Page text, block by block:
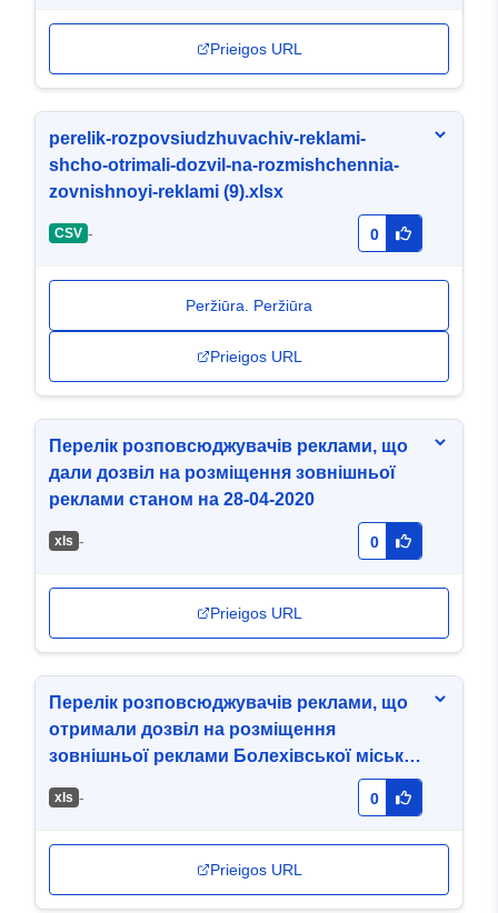
Prieigos URL
perelik-rozpovsiudzhuvachiv-reklami-
shcho-otrimali-dozvil-na-rozmishchennia-
zovnishnoyi-reklami (9).xlsx
CSV - 0
Peržiūra. Peržiūra
Prieigos URL
Перелік розповсюджувачів реклами, що
дали дозвіл на розміщення зовнішньої
реклами станом на 28-04-2020
хls - 0
Prieigos URL
Перелік розповсюджувачів реклами, що
отримали дозвіл на розміщення
зовнішньої реклами Болехівської міської
хls - 0
Prieigos URL